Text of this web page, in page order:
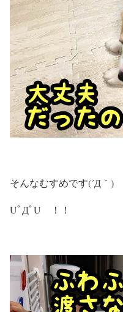
そんなむすめです(´Д｀)
UﾟДﾟU ！！